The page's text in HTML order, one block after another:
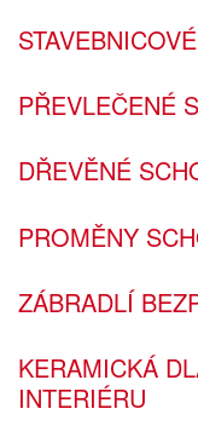
PŘEVLEČENÉ
DŘEVĚNÉ
PROMĚNY
ZÁBRADLÍ
KERAMICKÁ
INTERIÉRU